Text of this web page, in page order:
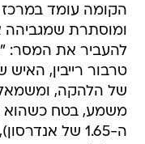
הקומה עומד
ומוסתרת שמגביהה
להעביר את המסר:
טרבור רייבין,
של הלהקה,
משמע, בטח כשהוא
ה-1.65 של